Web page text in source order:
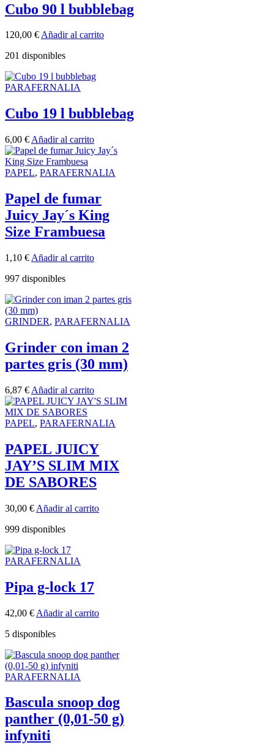
Cubo 90 l bubblebag
120,00 €Añadir al carrito
201 disponibles
PARAFERNALIA
Cubo 19 l bubblebag
6,00 € Añadir al carrito
PAPEL, PARAFERNALIA
Papel de fumar
Juicy Jay´s King
Size Frambuesa
1,10 € Añadir al carrito
997 disponibles
GRINDER, PARAFERNALIA
Grinder con iman 2
partes gris (30 mm)
6,87 € Añadir al carrito
PAPEL, PARAFERNALIA
PAPEL JUICY
JAY’S SLIM MIX
DE SABORES
30,00 € Añadir al carrito
999 disponibles
PARAFERNALIA
Pipa g-lock 17
42,00 € Añadir al carrito
5 disponibles
PARAFERNALIA
Bascula snoop dog
panther (0,01-50 g)
infyniti